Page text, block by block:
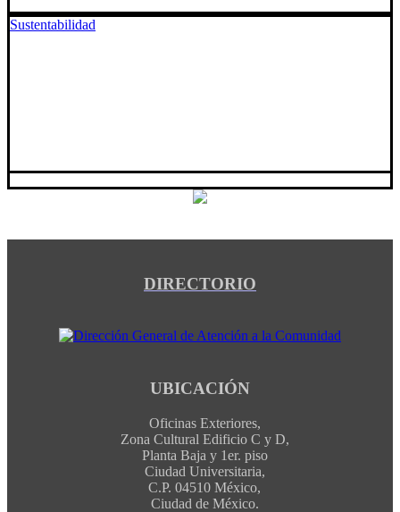
Sustentabilidad
DIRECTORIO
UBICACIÓN
Oficinas Exteriores,
Zona Cultural Edificio C y D,
Planta Baja y 1er. piso
Ciudad Universitaria,
C.P. 04510 México,
Ciudad de México.